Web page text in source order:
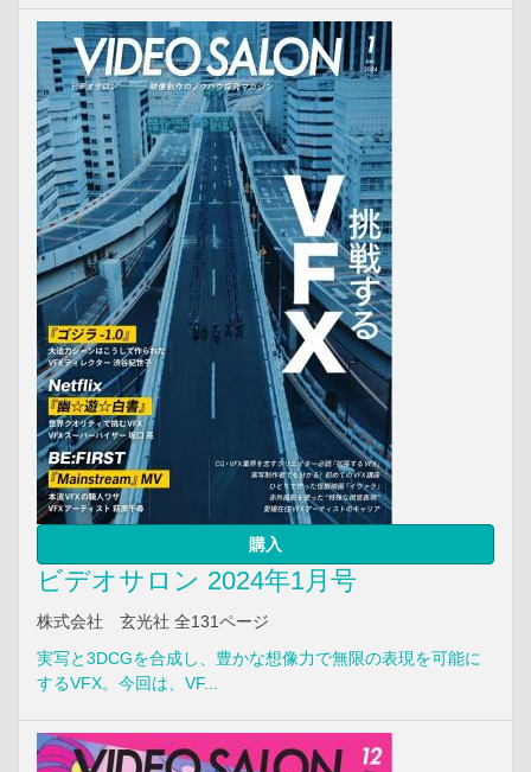
購入
ビデオサロン 2024年1月号
株式会社 玄光社 全131ページ
実写と3DCGを合成し、豊かな想像力で無限の表現を可能に
するVFX。今回は、VF...